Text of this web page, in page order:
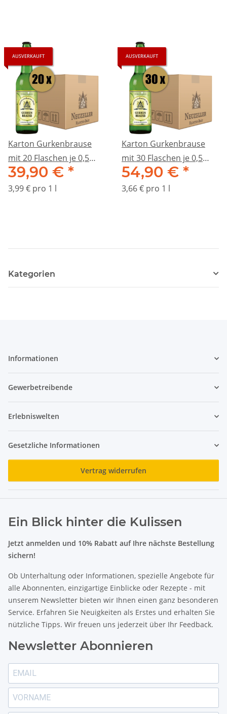
AUSVERKAUFT
Karton Gurkenbrause
mit 20 Flaschen je 0,5
Liter
39,90 € *
3,99 € pro 1 l
AUSVERKAUFT
Karton Gurkenbrause
mit 30 Flaschen je 0,5
Liter
54,90 € *
3,66 € pro 1 l
Kategorien
Informationen
Gewerbetreibende
Erlebniswelten
Gesetzliche Informationen
Vertrag widerrufen
Ein Blick hinter die Kulissen
Jetzt anmelden und 10% Rabatt auf Ihre nächste Bestellung
sichern!
Ob Unterhaltung oder Informationen, spezielle Angebote für
alle Abonnenten, einzigartige Einblicke oder Rezepte - mit
unserem Newsletter bieten wir Ihnen einen ganz besonderen
Service. Erfahren Sie Neuigkeiten als Erstes und erhalten Sie
nützliche Tipps. Wir freuen uns jederzeit über Ihr Feedback.
Newsletter Abonnieren